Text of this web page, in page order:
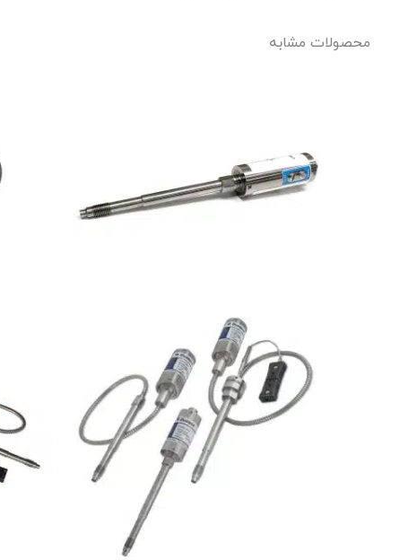
محصولات مشابه